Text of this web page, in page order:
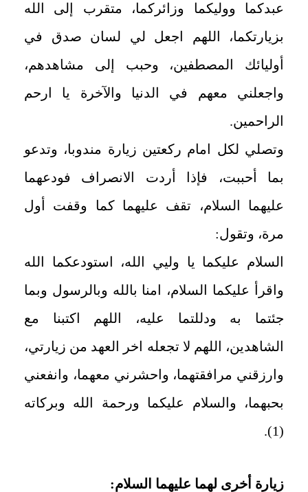
عبدكما ووليكما وزائركما، متقرب إلى الله
بزيارتكما، اللهم اجعل لي لسان صدق في
أوليائك المصطفين، وحبب إلى مشاهدهم،
واجعلني معهم في الدنيا والآخرة يا ارحم
الراحمين.
وتصلي لكل امام ركعتين زيارة مندوبا، وتدعو
بما أحببت، فإذا أردت الانصراف فودعهما
عليهما‌ السلام، تقف عليهما كما وقفت أول
مرة، وتقول:
السلام عليكما يا وليي الله، استودعكما الله
واقرأ عليكما السلام، امنا بالله وبالرسول وبما
جئتما به ودللتما عليه، اللهم اكتبنا مع
الشاهدين، اللهم لا تجعله اخر العهد من زيارتي،
وارزقني مرافقتهما، واحشرني معهما، وانفعني
بحبهما، والسلام عليكما ورحمة الله وبركاته
(1)
.
زيارة أخرى لهما عليهما ‌السلام: